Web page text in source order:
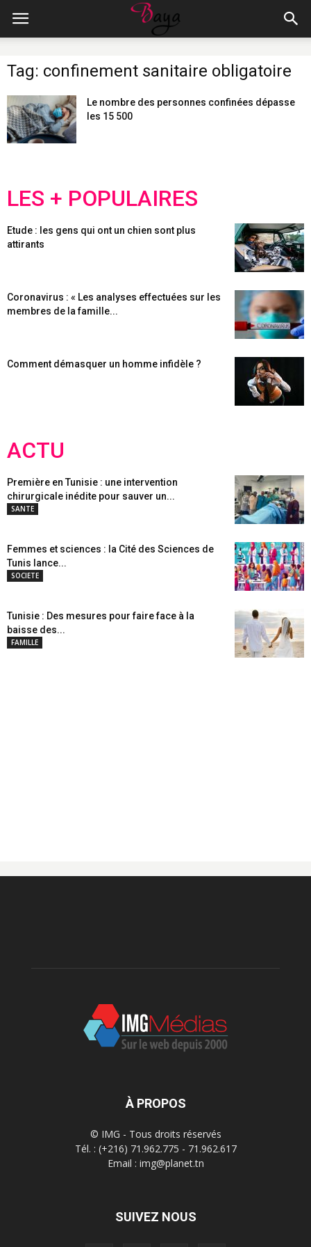
Tag: confinement sanitaire obligatoire
Le nombre des personnes confinées dépasse
les 15 500
LES + POPULAIRES
Etude : les gens qui ont un chien sont plus
attirants
Coronavirus : « Les analyses effectuées sur les
membres de la famille...
Comment démasquer un homme infidèle ?
ACTU
Première en Tunisie : une intervention
chirurgicale inédite pour sauver un...
SANTE
Femmes et sciences : la Cité des Sciences de
Tunis lance...
SOCIETE
Tunisie : Des mesures pour faire face à la
baisse des...
FAMILLE
À PROPOS
© IMG - Tous droits réservés
Tél. : (+216) 71.962.775 - 71.962.617
Email : img@planet.tn
SUIVEZ NOUS